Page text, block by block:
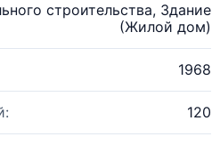
строительства, Здание
(Жилой дом)
1968
120